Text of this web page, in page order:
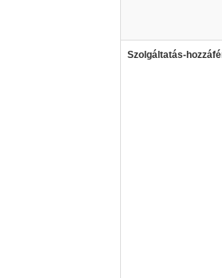
Szolgáltatás-